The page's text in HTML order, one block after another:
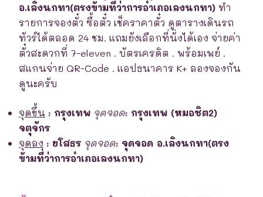
อ.เลิงนกทา(ตรงข้ามที่ว่าการอำเภอเลงนกทา) ทำ
รายการจองตั๋ว ซื้อตั๋ว เช็คราคาตั๋ว ดูตารางเดินรถ
ทัวร์ได้ตลอด 24 ชม. แถมยังเลือกที่นั่งได้เอง จ่ายค่า
ตั๋วสะดวกที่ 7-eleven . บัตรเครดิต . พร้อมเพย์ .
สแกนจ่าย QR-Code . แอปธนาคาร K+ ลองจองกัน
ดูนะครับ
จุดขึ้น : กรุงเทพ จุดจอด: กรุงเทพ (หมอชิต2)
จตุจักร
จุดลง : ยโสธร จุดจอด: จุดจอด อ.เลิงนกทา(ตรง
ข้ามที่ว่าการอำเภอเลงนกทา)